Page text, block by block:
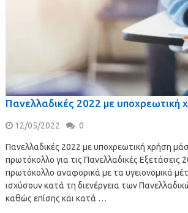
Πανελλαδικές 2022 με υποχρεωτική
12/05/2022 0
Πανελλαδικές 2022 με υποχρεωτική χρήση
πρωτόκολλο για τις Πανελλαδικές Εξετάσεις
πρωτόκολλο αναφορικά με τα υγειονομικά
ισχύσουν κατά τη διενέργεια των
καθώς επίσης και κατά …